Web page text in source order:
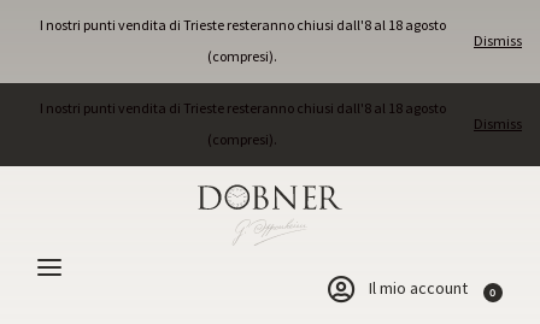
I nostri punti vendita di Trieste resteranno chiusi dall'8 al 18 agosto
(compresi).
Dismiss
I nostri punti vendita di Trieste resteranno chiusi dall'8 al 18 agosto
(compresi).
Dismiss
Il mio account 0